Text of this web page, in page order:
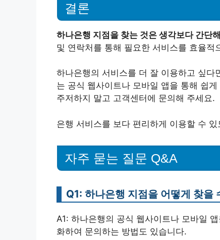
결론
하나은행 지점을 찾는 것은 생각보다 간단
및 연락처를 통해 필요한 서비스를 효율적
하나은행의 서비스를 더 잘 이용하고 싶
는 공식 웹사이트나 모바일 앱을 통해 쉽
주저하지 말고 고객센터에 문의해 주세요.
은행 서비스를 보다 편리하게 이용할 수
자주 묻는 질문 Q&A
Q1: 하나은행 지점을 어떻게 찾을
A1: 하나은행의 공식 웹사이트나 모바일
화하여 문의하는 방법도 있습니다.